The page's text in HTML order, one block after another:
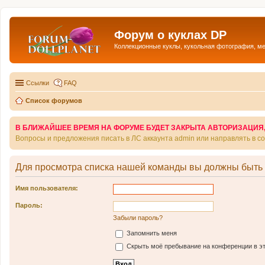
Форум о куклах DP
Коллекционные куклы, кукольная фотография,
Ссылки FAQ
Список форумов
В БЛИЖАЙШЕЕ ВРЕМЯ НА ФОРУМЕ БУДЕТ ЗАКРЫТА
Вопросы и предложения писать в ЛС аккаунта admin или направлять в
Для просмотра списка нашей команды вы должны быть
Имя пользователя:
Пароль:
Забыли пароль?
Запомнить меня
Скрыть моё пребывание на конференции в